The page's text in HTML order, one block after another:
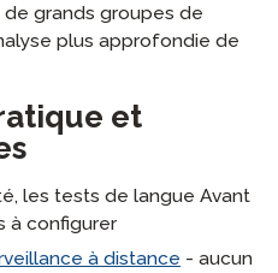
grands groupes de
plus approfondie de
et
les tests de langue Avant
à configurer
à distance - aucun